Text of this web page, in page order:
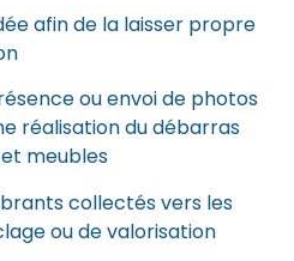
afin de la laisser propre
ou envoi de photos
réalisation du débarras
meubles
collectés vers les
ou de valorisation